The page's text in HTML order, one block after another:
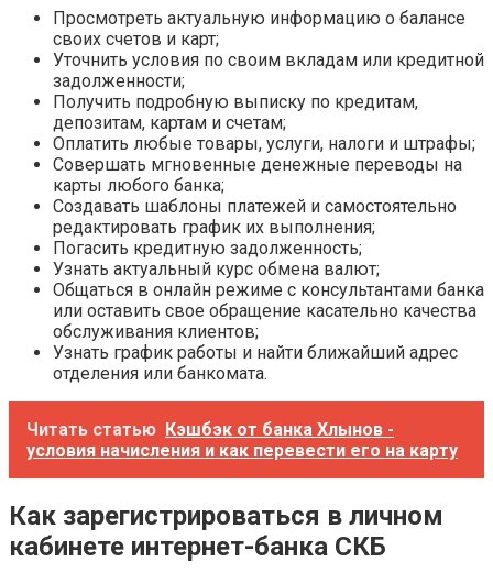
Просмотреть актуальную информацию о балансе
своих счетов и карт;
Уточнить условия по своим вкладам или кредитной
задолженности;
Получить подробную выписку по кредитам,
депозитам, картам и счетам;
Оплатить любые товары, услуги, налоги и штрафы;
Совершать мгновенные денежные переводы на
карты любого банка;
Создавать шаблоны платежей и самостоятельно
редактировать график их выполнения;
Погасить кредитную задолженность;
Узнать актуальный курс обмена валют;
Общаться в онлайн режиме с консультантами банка
или оставить свое обращение касательно качества
обслуживания клиентов;
Узнать график работы и найти ближайший адрес
отделения или банкомата.
Читать статью Кэшбэк от банка Хлынов -
условия начисления и как перевести его на карту
Как зарегистрироваться в личном
кабинете интернет-банка СКБ